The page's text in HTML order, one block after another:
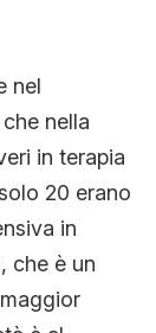
nel
nella
in terapia
20 erano
in
che è un